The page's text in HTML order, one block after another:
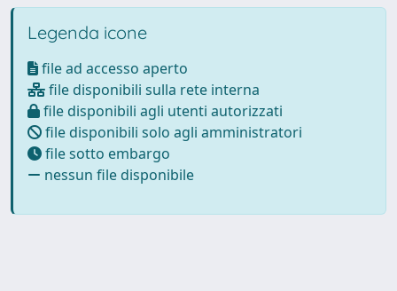
Legenda icone
file ad accesso aperto
file disponibili sulla rete interna
file disponibili agli utenti autorizzati
file disponibili solo agli amministratori
file sotto embargo
nessun file disponibile